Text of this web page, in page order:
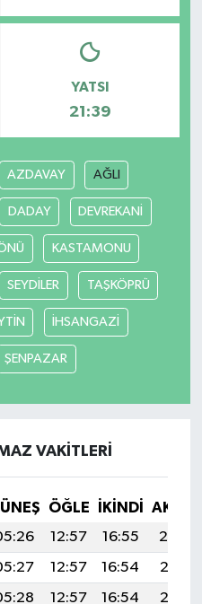
YATSI
21:39
AZDAVAY AĞLI
DADAY DEVREKANİ
KASTAMONU
SEYDİLER TAŞKÖPRÜ
İHSANGAZİ
ŞENPAZAR
VAKITLERI
ÖĞLE İKINDI
12:57 16:55
20:19
12:57 16:54
20:18
12:57 16:54
20:17